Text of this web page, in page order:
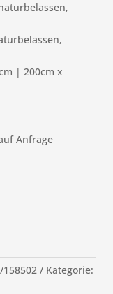
| 200cm x
Anfrage
158502
Kategorie: